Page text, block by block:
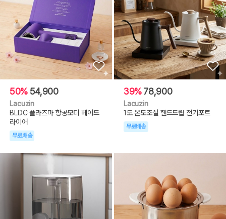
50% 54,900
Lacuzin
BLDC 플라즈마 항공모터 헤어드
라이어
무료배송
39%78,900
Lacuzin
1도 온도조절 핸드드립 전기포트
무료배송